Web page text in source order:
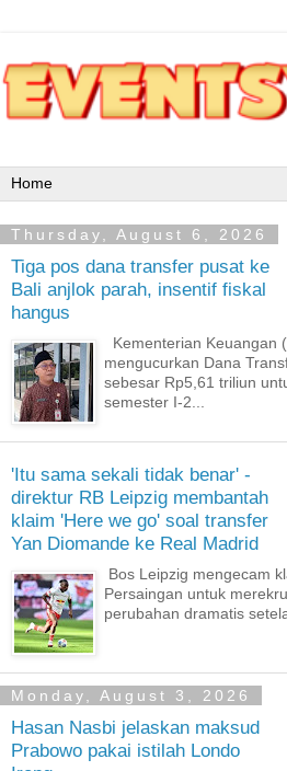
Thursday, August 6, 2026
Tiga pos dana transfer pusat ke
Bali anjlok parah, insentif fiskal
hangus
Kementerian Keuangan
mengucurkan Dana
sebesar Rp5,61 triliun
semester I-2...
'Itu sama sekali tidak benar' -
direktur RB Leipzig membantah
klaim 'Here we go' soal transfer
Yan Diomande ke Real Madrid
Bos Leipzig mengecam
Persaingan untuk
perubahan dramatis
Monday, August 3, 2026
Hasan Nasbi jelaskan maksud
Prabowo pakai istilah Londo